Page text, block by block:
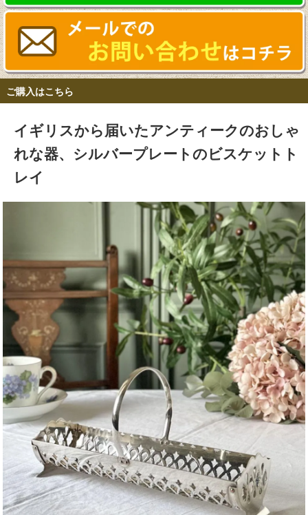
ご購入はこちら
イギリスから届いたアンティークのおしゃ
れな器、シルバープレートのビスケットト
レイ